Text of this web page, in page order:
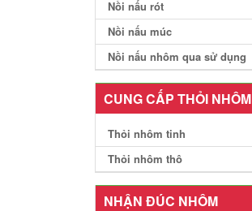
Nồi nấu rót
Nồi nấu múc
Nồi nấu nhôm qua sử dụng
CUNG CẤP THỎI NHÔM
Thỏi nhôm tinh
Thỏi nhôm thô
NHẬN ĐÚC NHÔM